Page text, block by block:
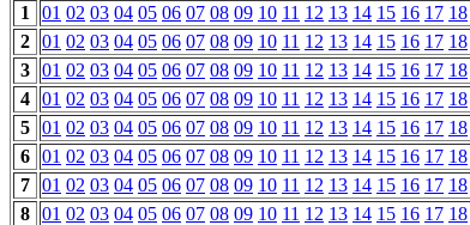
1
01 02 03 04 05 06 07 08 09 10 11 12 13 14 15 16 17 18
2 01 02 03 04 05 06 07 08 09 10 11 12 13 14 15 16 17 18
3 01 02 03 04 05 06 07 08 09 10 11 12 13 14 15 16 17 18
4 01 02 03 04 05 06 07 08 09 10 11 12 13 14 15 16 17 18
5 01 02 03 04 05 06 07 08 09 10 11 12 13 14 15 16 17 18
6 01 02 03 04 05 06 07 08 09 10 11 12 13 14 15 16 17 18
7 01 02 03 04 05 06 07 08 09 10 11 12 13 14 15 16 17 18
8 01 02 03 04 05 06 07 08 09 10 11 12 13 14 15 16 17 18